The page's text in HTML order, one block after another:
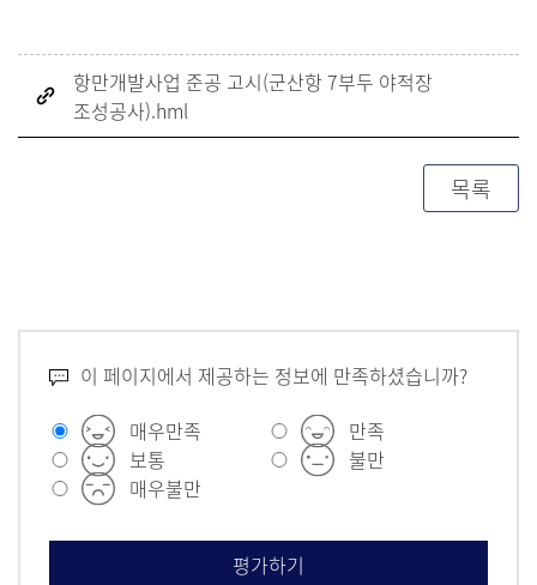
항만개발사업 준공 고시(군산항 7부두 야적장
조성공사).hml
목록
이 페이지에서 제공하는 정보에 만족하셨습니까?
매우만족
만족
보통
불만
매우불만